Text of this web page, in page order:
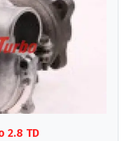
2.8 TD